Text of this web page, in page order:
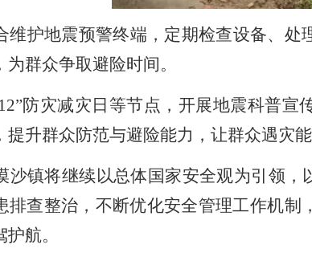
维护地震预警终端，定期检查设备、
群众争取避险时间。
12”防灾减灾日等节点，开展地震科普宣
提升群众防范与避险能力，让群众遇灾能
沙镇将继续以总体国家安全观为引领，
排查整治，不断优化安全管理工作机
航。